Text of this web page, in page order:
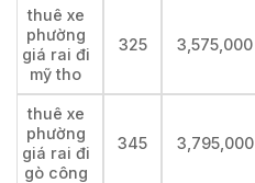
thuê xe
phường
giá rai đi
mỹ tho
325 3,575,000
thuê xe
phường
giá rai đi
gò công
345 3,795,000